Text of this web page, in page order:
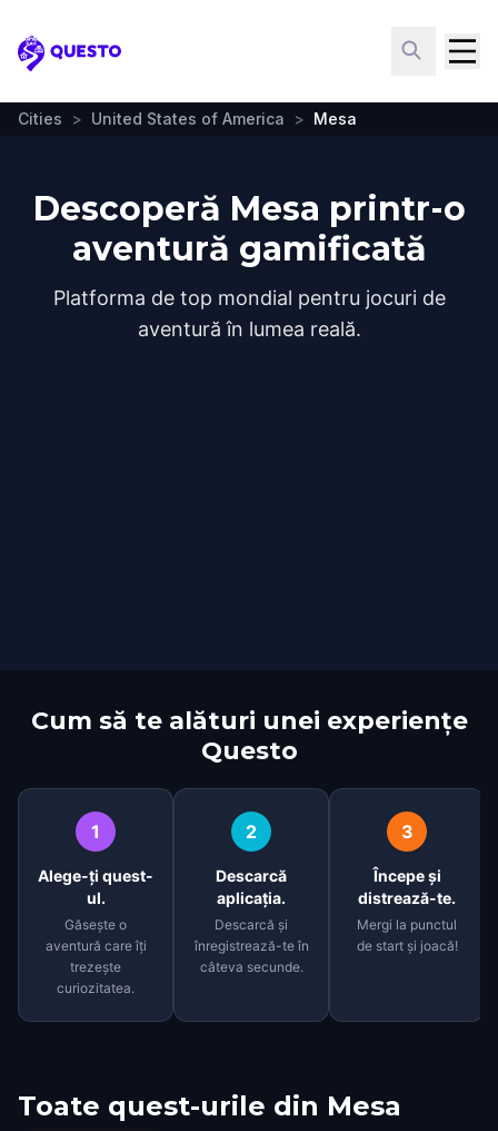
Questo
Cities > United States of America > Mesa
Descoperă Mesa printr-o
aventură gamificată
Platforma de top mondial pentru jocuri de
aventură în lumea reală.
Cum să te alături unei experiențe
Questo
1
Alege-ți quest-
ul.
Găsește o
aventură care îți
trezește
curiozitatea.
2
Descarcă
aplicația.
Descarcă și
înregistrează-te în
câteva secunde.
3
Începe și
distrează-te.
Mergi la punctul
de start și joacă!
Toate quest-urile din Mesa